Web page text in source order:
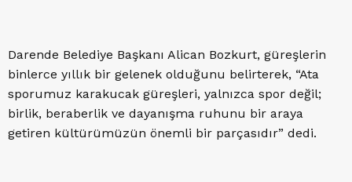
Darende Belediye Başkanı Alican Bozkurt, güreşlerin
binlerce yıllık bir gelenek olduğunu belirterek, “Ata
sporumuz karakucak güreşleri, yalnızca spor değil;
birlik, beraberlik ve dayanışma ruhunu bir araya
getiren kültürümüzün önemli bir parçasıdır” dedi.